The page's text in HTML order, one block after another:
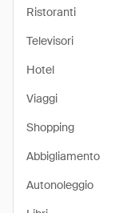
Ristoranti
Televisori
Hotel
Viaggi
Shopping
Abbigliamento
Autonoleggio